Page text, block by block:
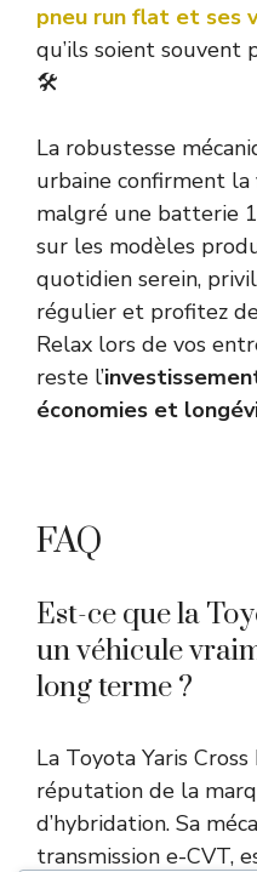
pneu run flat et ses
qu’ils soient souvent
🛠️
La robustesse
urbaine confirment la
malgré une batterie
sur les modèles
quotidien serein,
régulier et profitez
Relax lors de vos
reste l’
économies et
FAQ
Est-ce que la
un véhicule
long terme ?
La Toyota Yaris
réputation de la
d’hybridation. Sa
transmission e-CVT,